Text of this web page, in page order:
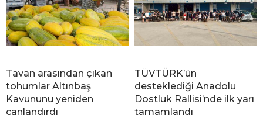
Tavan arasından çıkan
tohumlar Altınbaş
Kavununu yeniden
canlandırdı
TÜVTÜRK’ün
desteklediği Anadolu
Dostluk Rallisi’nde ilk yarı
tamamlandı